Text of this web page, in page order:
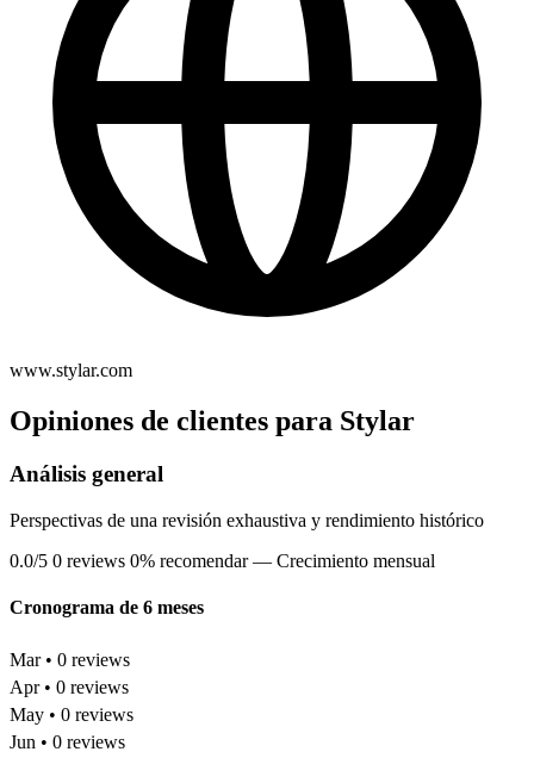
www.stylar.com
Opiniones de clientes para Stylar
Análisis general
Perspectivas de una revisión exhaustiva y rendimiento histórico
0.0/5 0 reviews 0% recomendar — Crecimiento mensual
Cronograma de 6 meses
Mar • 0 reviews
Apr • 0 reviews
May • 0 reviews
Jun • 0 reviews